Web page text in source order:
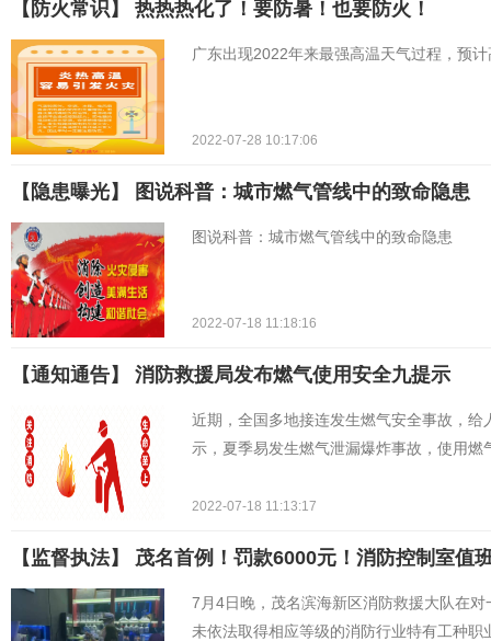
【防火常识】 热热热化了！要防暑！也要防火！
广东出现2022年来最强高温天气过程，预
2022-07-28 10:17:06
【隐患曝光】 图说科普：城市燃气管线中的致命隐患
图说科普：城市燃气管线中的致命隐患
2022-07-18 11:18:16
【通知通告】 消防救援局发布燃气使用安全九提示
近期，全国多地接连发生燃气安全事故，
示，夏季易发生燃气泄漏爆炸事故，使用燃
2022-07-18 11:13:17
【监督执法】 茂名首例！罚款6000元！消防控制室值
7月4日晚，茂名滨海新区消防救援大队在
未依法取得相应等级的消防行业特有工种